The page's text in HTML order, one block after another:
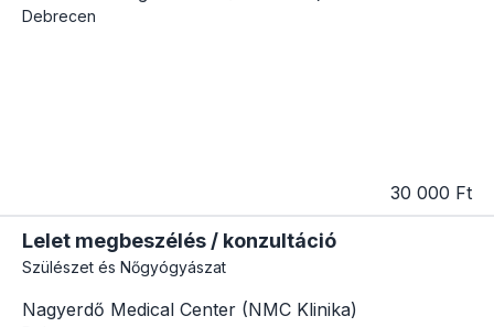
Debrecen
30 000 Ft
Lelet megbeszélés / konzultáció
Szülészet és Nőgyógyászat
Nagyerdő Medical Center (NMC Klinika)